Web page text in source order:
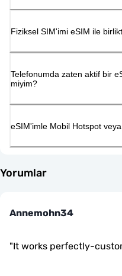
Fiziksel SIM'imi eSIM ile
Telefonumda zaten aktif bir
miyim?
eSIM'imle Mobil Hotspot
Yorumlar
Annemohn34
"It works perfectly-